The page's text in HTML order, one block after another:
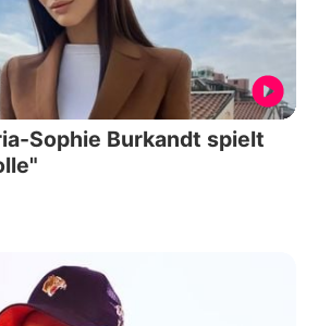
Sophie Burkandt spielt